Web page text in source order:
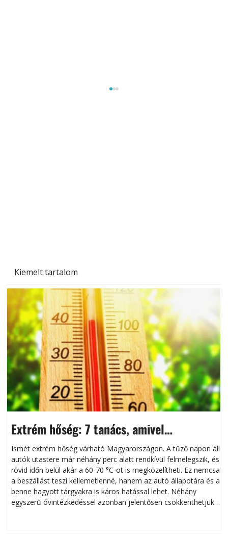
Kiemelt tartalom
Extrém hőség: 7 tanács, amivel
megóvhatjuk autónkat a nyári károktól
Ismét extrém hőség várható Magyarországon. A tűző napon álló
autók utastere már néhány perc alatt rendkívül felmelegszik, és
rövid időn belül akár a 60-70 °C-ot is megközelítheti. Ez nemcsak
a beszállást teszi kellemetlenné, hanem az autó állapotára és a
benne hagyott tárgyakra is káros hatással lehet. Néhány
egyszerű óvintézkedéssel azonban jelentősen csökkenthetjük a